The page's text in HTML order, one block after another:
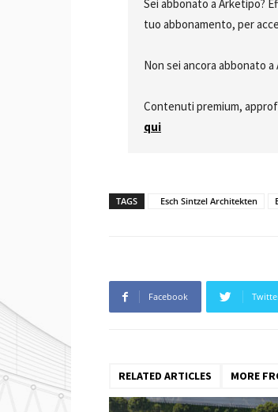
Sei abbonato a Arketipo?
tuo abbonamento, per
Non sei ancora abbonato
Contenuti premium,
qui
TAGS Esch Sintzel Architekten
Facebook
RELATED ARTICLES MORE